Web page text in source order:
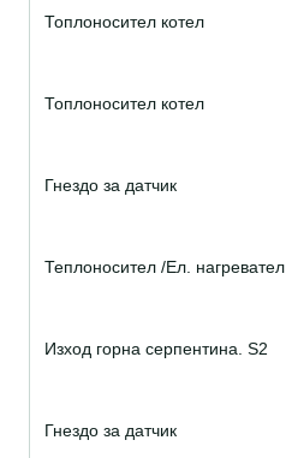
Топлоносител котел
Топлоносител котел
Гнездо за датчик
Теплоносител /Ел. нагревател
Изход горна серпентина. S2
Гнездо за датчик